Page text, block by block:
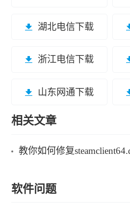
湖北电信下载
浙江电信下载
山东网通下载
相关文章
教你如何修复
软件问题